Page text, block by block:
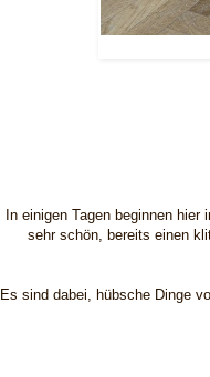
In einigen Tagen beginnen
sehr schön, bereits einen
Es sind dabei, hübsche Dinge